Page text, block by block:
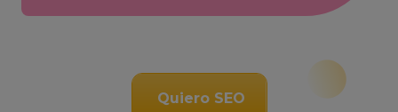
Quiero SEO